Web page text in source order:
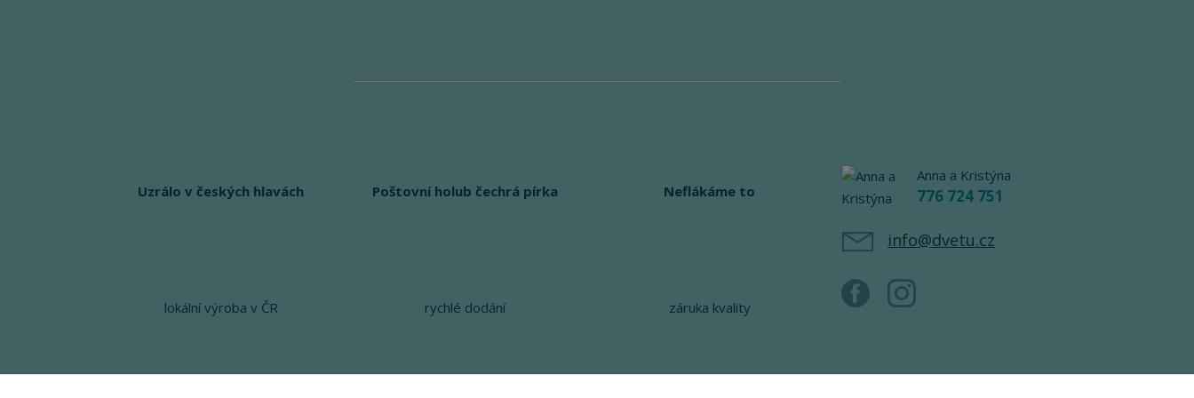
Uzrálo v českých hlavách
lokální výroba v ČR
Poštovní holub čechrá pírka
rychlé dodání
Neflákáme to
záruka kvality
Anna a Kristýna
776 724 751
info@dvetu.cz